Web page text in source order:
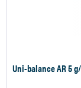
Uni-balance AR 5 g/